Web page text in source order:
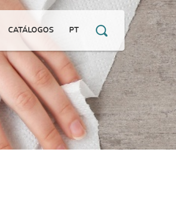
CATÁLOGOS PT